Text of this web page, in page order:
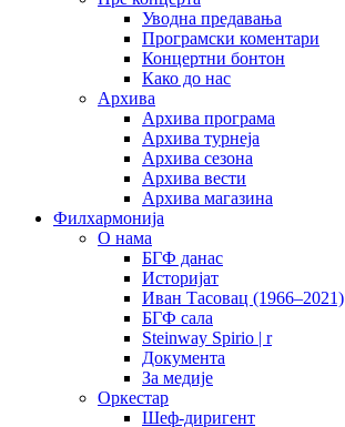
Уводна предавања
Програмски коментари
Концертни бонтон
Како до нас
Архива
Архива програма
Архива турнеја
Архива сезона
Архива вести
Архива магазина
Филхармонија
О нама
БГФ данас
Историјат
Иван Тасовац (1966–2021)
БГФ сала
Steinway Spirio | r
Документа
За медије
Оркестар
Шеф-диригент